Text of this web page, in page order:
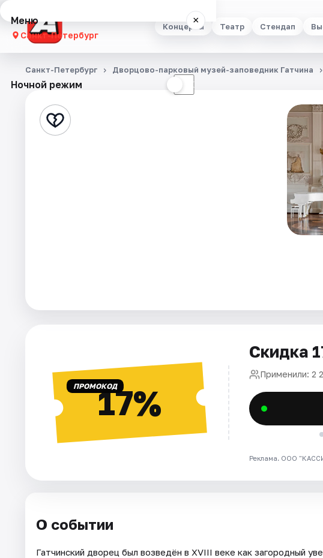
Концерты Театр Стендап
Меню ×
Санкт-Петербург
Концерты
Стендап
Рейтинги
Ночной режим ☾
Санкт-Петербург Дворцово-парковый музей-заповедник Гатчина
ПРОМОКОД17%
Скидка
Применили: 2
Реклама. ООО
О событии
Гатчинский дворец был возведён в XVIII веке как загородный